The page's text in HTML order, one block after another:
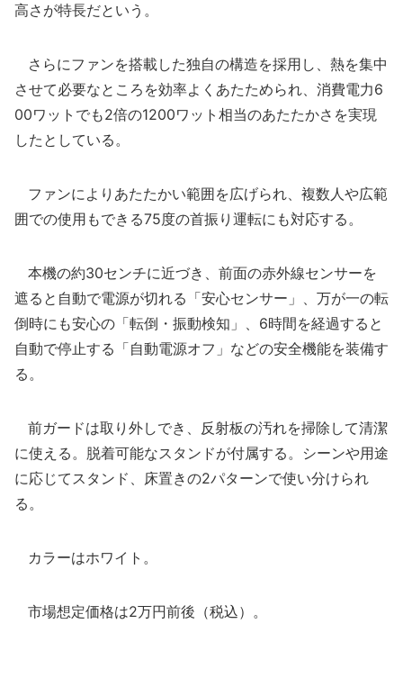
高さが特長だという。
さらにファンを搭載した独自の構造を採用し、熱を集中
させて必要なところを効率よくあたためられ、消費電力6
00ワットでも2倍の1200ワット相当のあたたかさを実現
したとしている。
ファンによりあたたかい範囲を広げられ、複数人や広範
囲での使用もできる75度の首振り運転にも対応する。
本機の約30センチに近づき、前面の赤外線センサーを
遮ると自動で電源が切れる「安心センサー」、万が一の転
倒時にも安心の「転倒・振動検知」、6時間を経過すると
自動で停止する「自動電源オフ」などの安全機能を装備す
る。
前ガードは取り外しでき、反射板の汚れを掃除して清潔
に使える。脱着可能なスタンドが付属する。シーンや用途
に応じてスタンド、床置きの2パターンで使い分けられ
る。
カラーはホワイト。
市場想定価格は2万円前後（税込）。